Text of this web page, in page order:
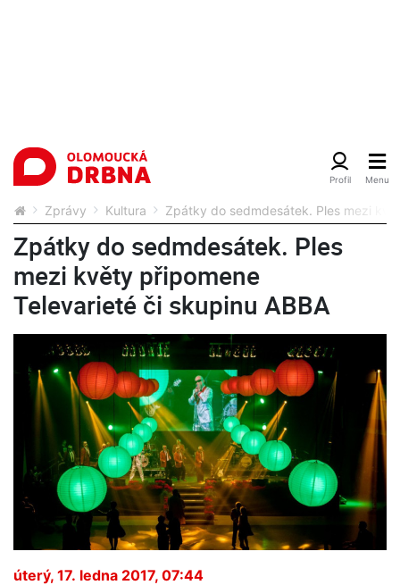
Zprávy Kultura Zpátky do sedmdesátek. Ples mezi
Zpátky do sedmdesátek. Ples
mezi květy připomene
Televarieté či skupinu ABBA
úterý, 17. ledna 2017, 07:44